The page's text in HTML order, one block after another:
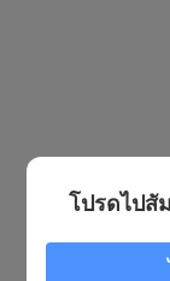
โปรดไปสั